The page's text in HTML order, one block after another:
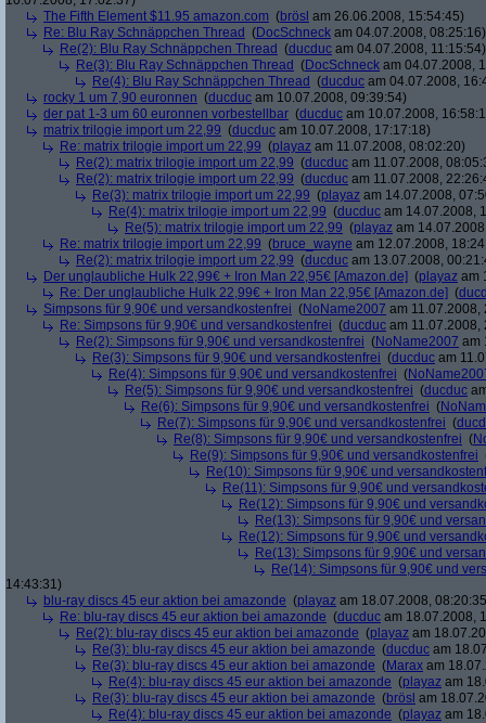
The Fifth Element $11.95 amazon.com (brösl am 26.06.2008, 15:54:45)
Re: Blu Ray Schnäppchen Thread (DocSchneck am 04.07.2008, 08:25:16)
Re(2): Blu Ray Schnäppchen Thread (ducduc am 04.07.2008, 11:15:54)
Re(3): Blu Ray Schnäppchen Thread (DocSchneck am 04.07.2008,
Re(4): Blu Ray Schnäppchen Thread (ducduc am 04.07.2008,
rocky 1 um 7,90 euronnen (ducduc am 10.07.2008, 09:39:54)
der pat 1-3 um 60 euronnen vorbestellbar (ducduc am 10.07.2008,
matrix trilogie import um 22,99 (ducduc am 10.07.2008, 17:17:18)
Re: matrix trilogie import um 22,99 (playaz am 11.07.2008, 08:02:20)
Re(2): matrix trilogie import um 22,99 (ducduc am 11.07.2008,
Re(2): matrix trilogie import um 22,99 (ducduc am 11.07.2008,
Re(3): matrix trilogie import um 22,99 (playaz am 14.07.2008,
Re(4): matrix trilogie import um 22,99 (ducduc am 14.07.2008,
Re(5): matrix trilogie import um 22,99 (playaz am
Re: matrix trilogie import um 22,99 (bruce_wayne am 12.07.2008,
Re(2): matrix trilogie import um 22,99 (ducduc am 13.07.2008,
Der unglaubliche Hulk 22,99€ + Iron Man 22,95€ [Amazon.de] (playaz am
Re: Der unglaubliche Hulk 22,99€ + Iron Man 22,95€ [Amazon.de] (
Simpsons für 9,90€ und versandkostenfrei (NoName2007 am 11.07.2008,
Re: Simpsons für 9,90€ und versandkostenfrei (ducduc am 11.07.2008,
Re(2): Simpsons für 9,90€ und versandkostenfrei (NoName2007 am
Re(3): Simpsons für 9,90€ und versandkostenfrei (ducduc am
Re(4): Simpsons für 9,90€ und versandkostenfrei (
Re(5): Simpsons für 9,90€ und versandkostenfrei (ducduc
Re(6): Simpsons für 9,90€ und versandkostenfrei (
Re(7): Simpsons für 9,90€ und versandkostenfrei (
Re(8): Simpsons für 9,90€ und versandkostenfrei (
Re(9): Simpsons für 9,90€ und versandkostenfrei
Re(10): Simpsons für 9,90€ und
Re(11): Simpsons für 9,90€ und
Re(12): Simpsons für 9,90€ und
Re(13): Simpsons für 9,90€ und
Re(12): Simpsons für 9,90€ und
Re(13): Simpsons für 9,90€ und
Re(14): Simpsons für 9,90€ und
14:43:31)
blu-ray discs 45 eur aktion bei amazonde (playaz am 18.07.2008,
Re: blu-ray discs 45 eur aktion bei amazonde (ducduc am 18.07.2008,
Re(2): blu-ray discs 45 eur aktion bei amazonde (playaz am
Re(3): blu-ray discs 45 eur aktion bei amazonde (ducduc am
Re(3): blu-ray discs 45 eur aktion bei amazonde (Marax am
Re(4): blu-ray discs 45 eur aktion bei amazonde (playaz am
Re(3): blu-ray discs 45 eur aktion bei amazonde (brösl am
Re(4): blu-ray discs 45 eur aktion bei amazonde (playaz am